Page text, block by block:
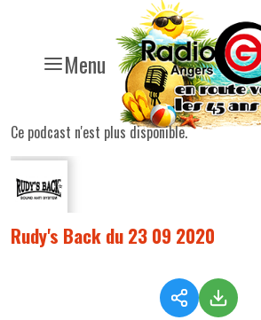
Menu
Ce podcast n'est plus disponible.
Rudy's Back du 23 09 2020